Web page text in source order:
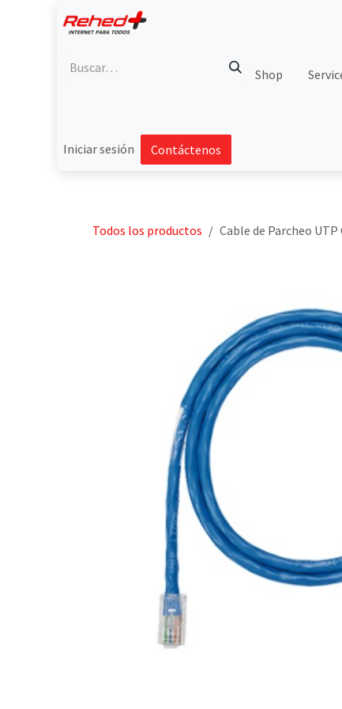
Shop
Iniciar sesión Contáctenos
Todos los productos Cable de Parcheo